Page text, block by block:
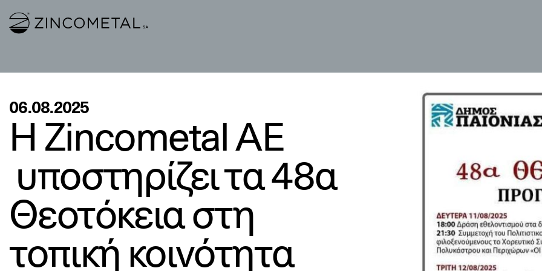
Link to homepage
06.08.2025
Η Zincometal ΑΕ
υποστηρίζει τα 48α
Θεοτόκεια στη
τοπική κοινότητα